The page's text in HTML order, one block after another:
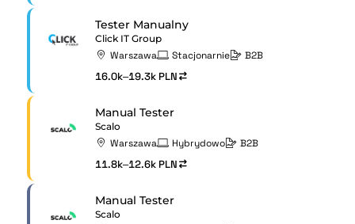
Tester Manualny
Click IT Group
Warszawa Stacjonarnie B2B
16.0k–19.3k PLN
Manual Tester
Scalo
Warszawa Hybrydowo B2B
11.8k–12.6k PLN
Manual Tester
Scalo